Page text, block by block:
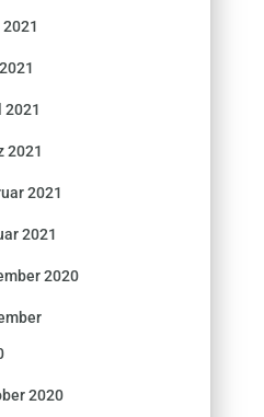
2021
2021
2021
2021
2020
2020